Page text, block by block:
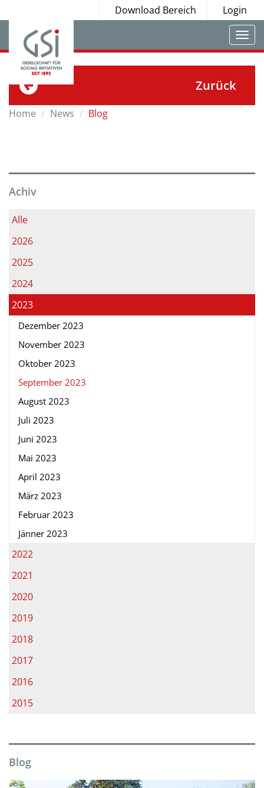
Download Bereich Login
Zurück
Home News Blog
Achiv
Alle
2026
2025
2024
2023
Dezember 2023
November 2023
Oktober 2023
September 2023
August 2023
Juli 2023
Juni 2023
Mai 2023
April 2023
März 2023
Februar 2023
Jänner 2023
2022
2021
2020
2019
2018
2017
2016
2015
Blog